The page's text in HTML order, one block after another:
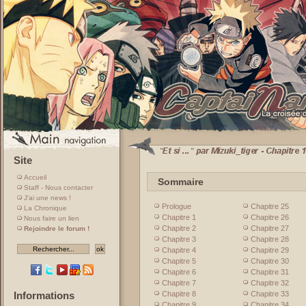
Site
Accueil
Staff - Nous contacter
J'ai une news !
La Chronique
Nous faire un lien
Rejoindre le forum !
Informations
Sommaire
Prologue
Chapitre 1
Chapitre 2
Chapitre 3
Chapitre 4
Chapitre 5
Chapitre 6
Chapitre 7
Chapitre 8
Chapitre 25
Chapitre 26
Chapitre 27
Chapitre 28
Chapitre 29
Chapitre 30
Chapitre 31
Chapitre 32
Chapitre 33